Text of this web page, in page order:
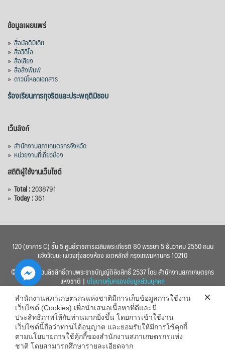
ข้อมูลเผยแพร่
» สื่อมัลติมีเดีย
» สื่อวิดีโอ
» สื่อเสียง
» สื่อสิ่งพิมพ์
» ดาวน์โหลดเอกสาร
ร้องเรียนการทุจริตและประพฤติมิชอบ
เว็บลิงก์
» สำนักงานสภาเกษตรกรจังหวัด
» หน่วยงานที่เกี่ยวข้อง
สถิติผู้ใช้งานเว็บไซต์
» Total :2038791
» Today :361
120 (อาคาร C) ชั้น 5 ศูนย์ราชการเฉลิมพระเกียรติ 80 พรรษา 5 ธันวาคม 2550 ถนน
แจ้งวัฒนะ แขวงทุ่งสองห้อง เขตหลักสี่ กรุงเทพมหานคร 10210
© 2560 สงวนลิขสิทธิ์ตามพระราชบัญญัติลิขสิทธิ์ 2537 โดย สำนักงานสภาเกษตรกร
แห่งชาติ | นโยบายคุ้มครองข้อมูลส่วนบุคคล
สำนักงานสภาเกษตรกรแห่งชาติมีการเก็บข้อมูลการใช้งาน
เว็บไซต์ (Cookies) เพื่อนำเสนอเนื้อหาที่ดีและมี
ประสิทธิภาพให้กับท่านมากยิ่งขึ้น โดยการเข้าใช้งาน
เว็บไซต์นี้ถือว่าท่านได้อนุญาต และยอมรับให้มีการใช้คุกกี้
ตามนโยบายการใช้คุ้กกี้ของสำนักงานสภาเกษตรกรแห่ง
ชาติ โดยสามารถศึกษารายละเอียดจาก
Hide
chaty